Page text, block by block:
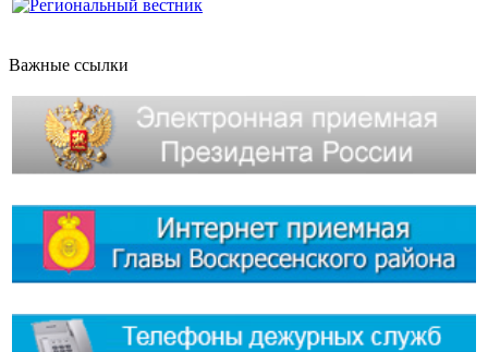
Важные ссылки